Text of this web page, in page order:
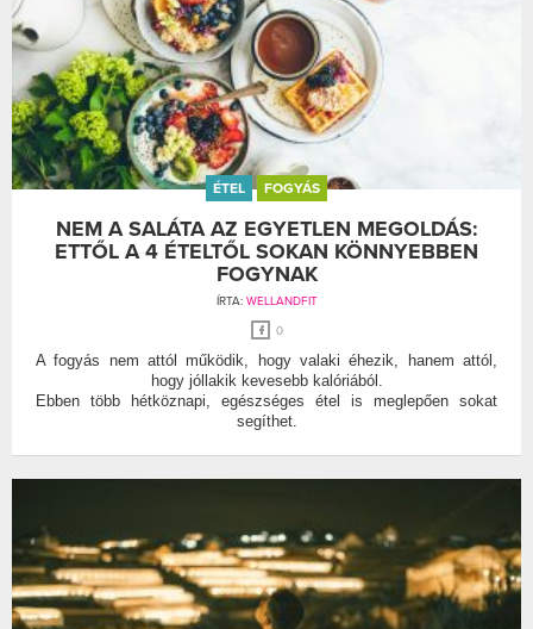
ÉTEL FOGYÁS
NEM A SALÁTA AZ EGYETLEN MEGOLDÁS:
ETTŐL A 4 ÉTELTŐL SOKAN KÖNNYEBBEN
FOGYNAK
ÍRTA: WELLANDFIT
0
A fogyás nem attól működik, hogy valaki éhezik, hanem attól,
hogy jóllakik kevesebb kalóriából.
Ebben több hétköznapi, egészséges étel is meglepően sokat
segíthet.